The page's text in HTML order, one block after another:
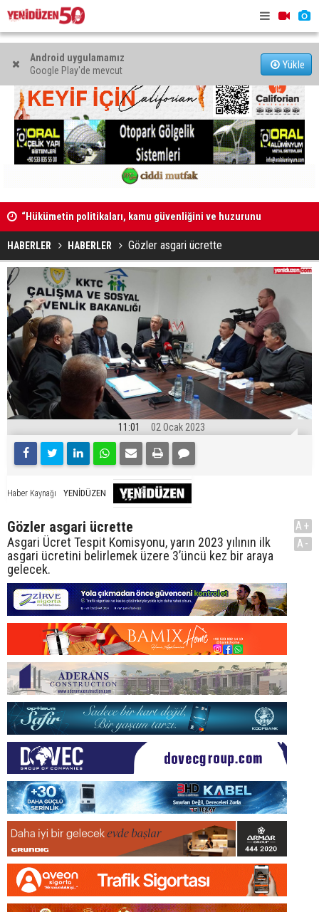
Android uygulamamız
Google Play'de mevcut
Yükle
“Hükümetin politikaları, kamu güvenliğini ve huzurunu
bozdu”
HABERLER HABERLER Gözler asgari ücrette
11:01 02 Ocak 2023
Haber Kaynağı YENİDÜZEN
Gözler asgari ücrette
Asgari Ücret Tespit Komisyonu, yarın 2023 yılının ilk
asgari ücretini belirlemek üzere 3’üncü kez bir araya
gelecek.
A+
A-